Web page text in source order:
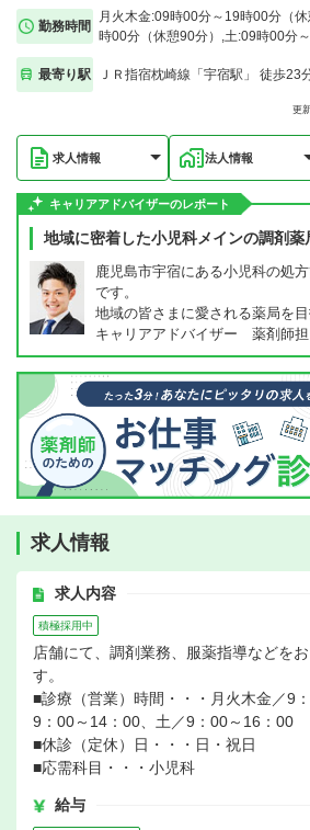
勤務時間
月火木金:09時00分～19時00分（
時00分（休憩90分）,土:09時00分
最寄り駅 ＪＲ指宿枕崎線「宇宿駅」 徒歩23
更
求人情報 法人情報
キャリアアドバイザーのレポート
地域に密着した小児科メインの調剤薬
鹿児島市宇宿にある小児科の処
です。
地域の皆さまに愛される薬局を目
キャリアアドバイザー 薬剤師担
求人情報
求人内容
積極採用中
店舗にて、調剤業務、服薬指導などを
す。
■診療（営業）時間・・・月火木金／9
9：00～14：00、土／9：00～16：00
■休診（定休）日・・・日・祝日
■応需科目・・・小児科
給与